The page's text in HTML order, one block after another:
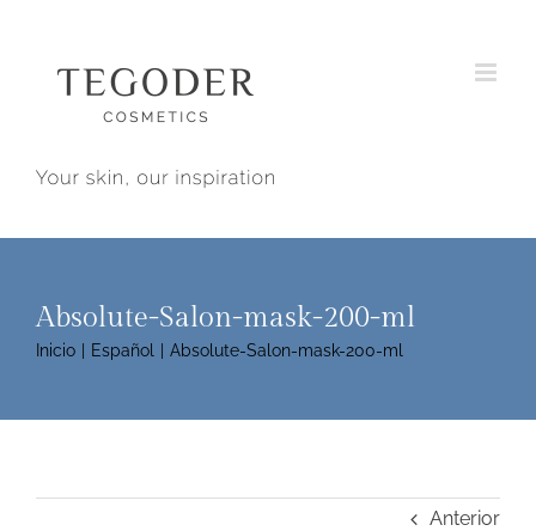
Absolute-Salon-mask-200-ml
Inicio Español Absolute-Salon-mask-200-ml
Anterior